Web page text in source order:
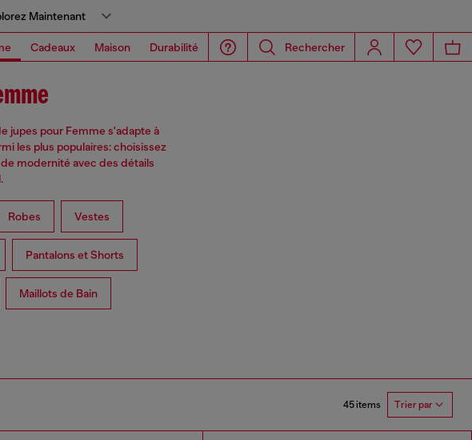
Maintenant
Cadeaux Maison Durabilité Rechercher
jupes pour Femme s'adapte à
les plus populaires: choisissez
modernité avec des détails
Robes Vestes
Pantalons et Shorts
Maillots de Bain
45 items Trier par